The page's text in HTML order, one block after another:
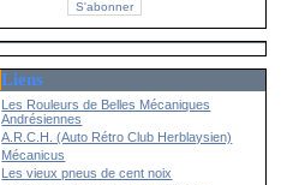
Liens
Les Rouleurs de Belles Mécaniques
Andrésiennes
A.R.C.H. (Auto Rétro Club Herblaysien)
Mécanicus
Les vieux pneus de cent noix